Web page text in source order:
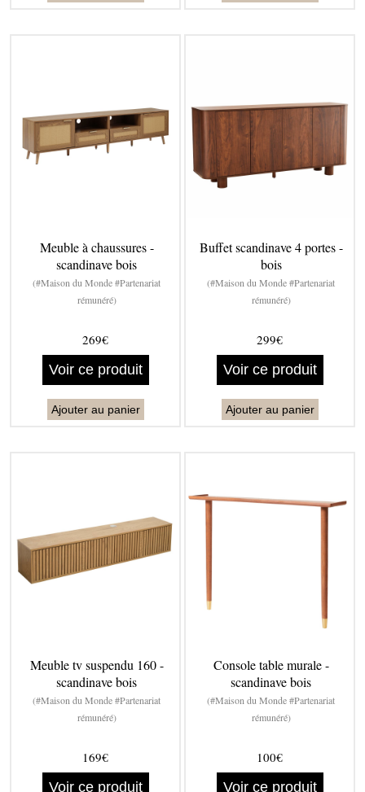
Meuble à chaussures -
scandinave bois
(#Maison du Monde #Partenariat
rémunéré)
269€
Voir ce produit
Ajouter au panier
Buffet scandinave 4 portes -
bois
(#Maison du Monde #Partenariat
rémunéré)
299€
Voir ce produit
Ajouter au panier
Meuble tv suspendu 160 -
scandinave bois
(#Maison du Monde #Partenariat
rémunéré)
169€
Voir ce produit
Console table murale -
scandinave bois
(#Maison du Monde #Partenariat
rémunéré)
100€
Voir ce produit